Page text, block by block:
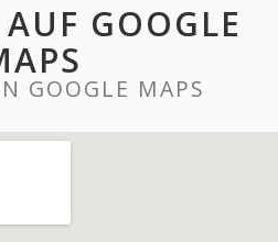
GOOGLE
GOOGLE MAPS